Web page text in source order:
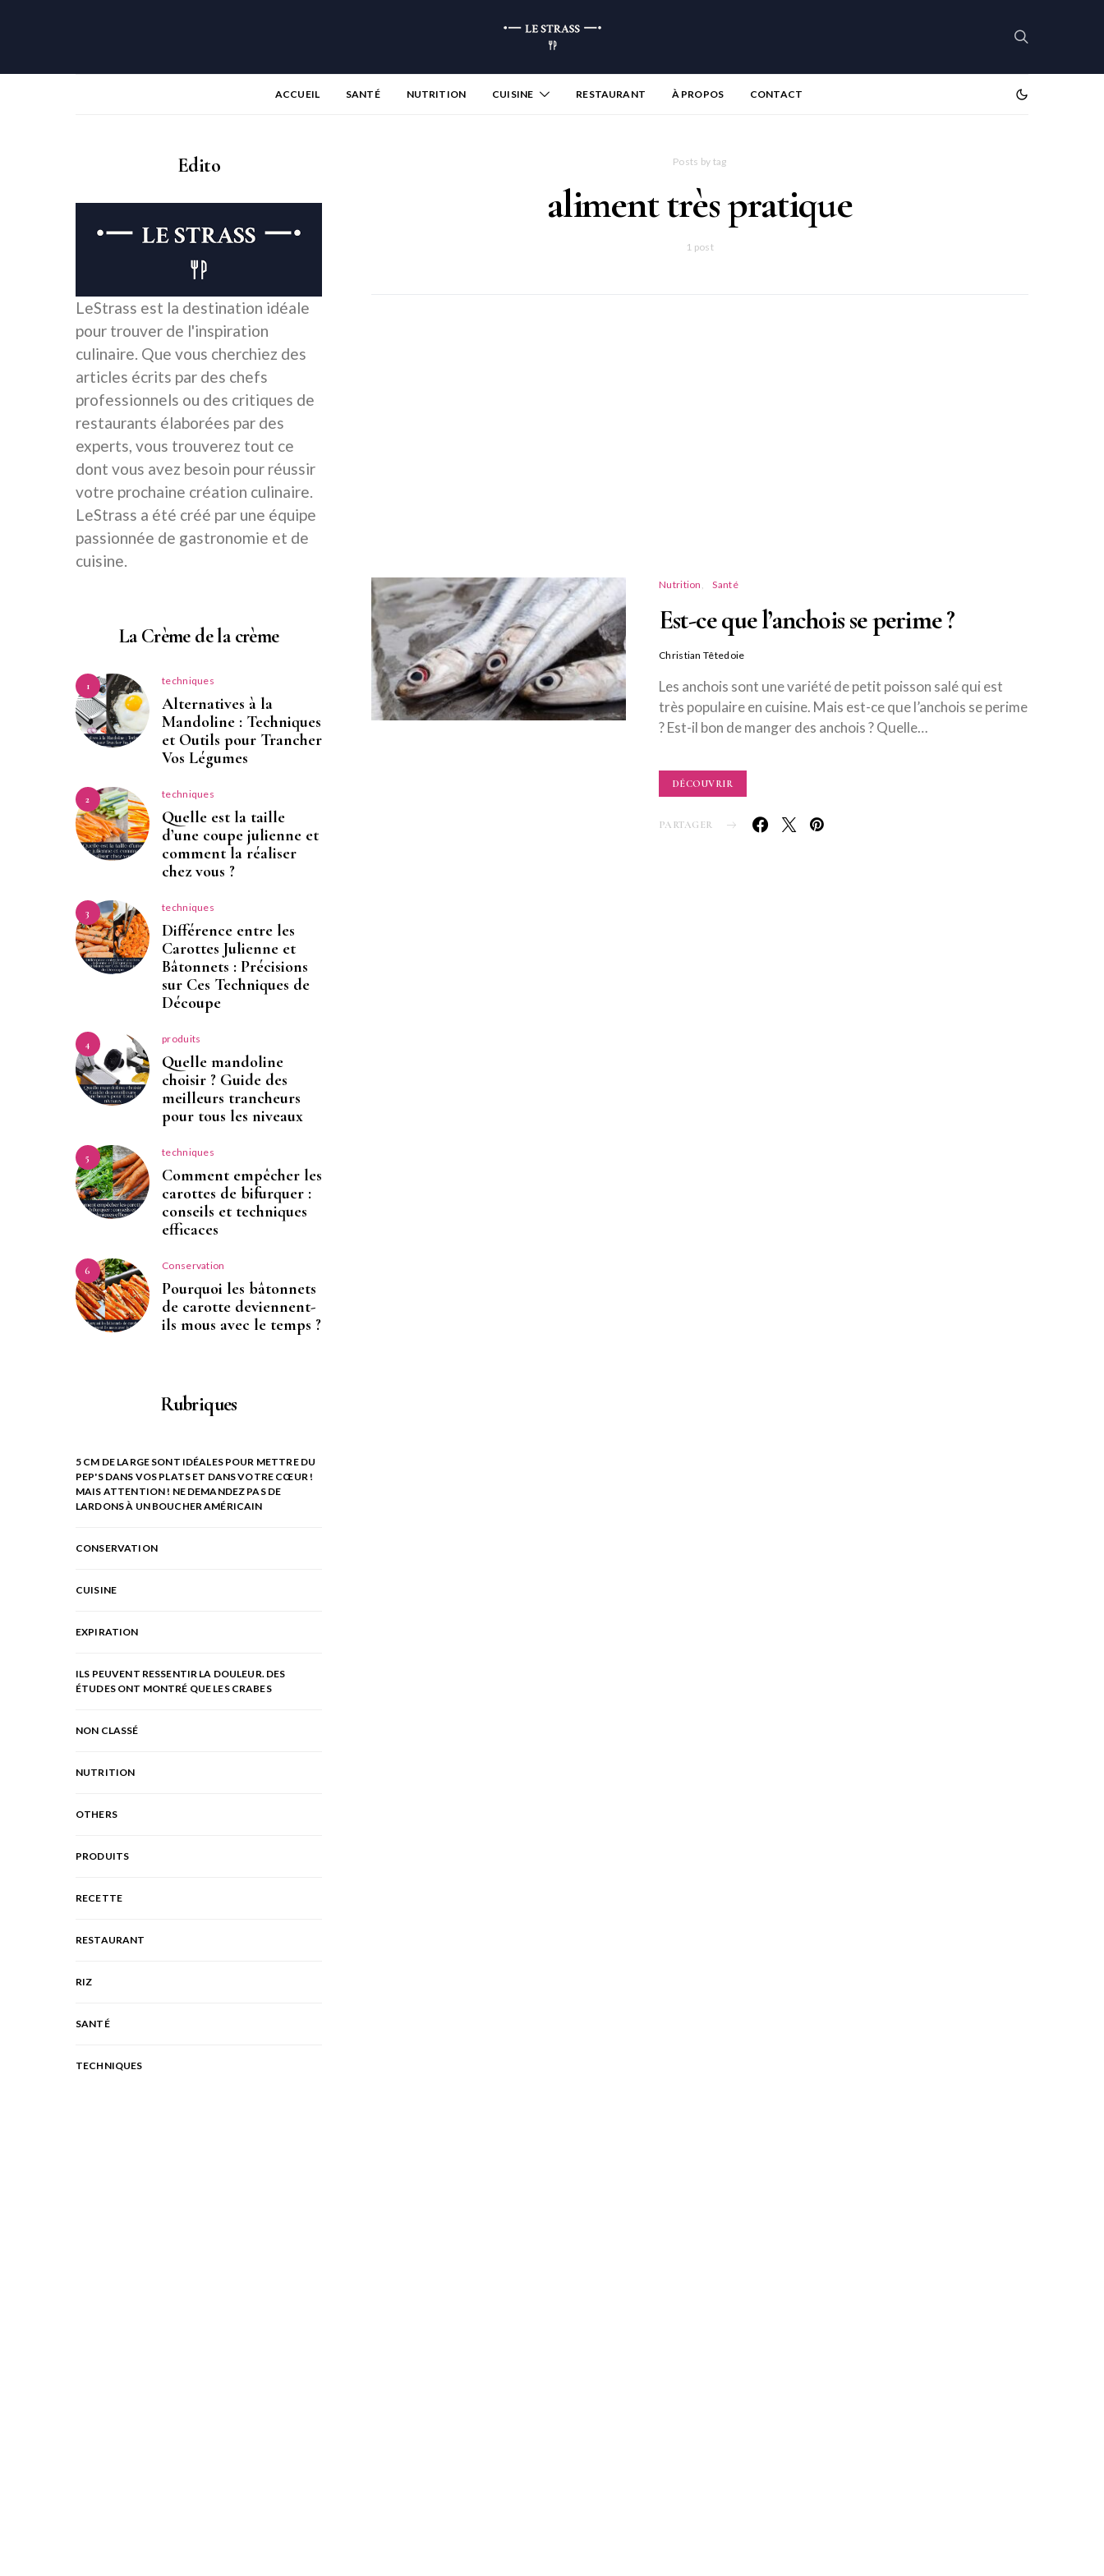
ACCUEIL SANTÉ NUTRITION CUISINE RESTAURANT À PROPOS CONTACT
Posts by tag
aliment très pratique
1 post
Nutrition Santé
Est-ce que l’anchois se perime ?
Christian Têtedoie
Les anchois sont une variété de petit poisson salé qui est
très populaire en cuisine. Mais est-ce que l’anchois se perime
? Est-il bon de manger des anchois ? Quelle…
DÉCOUVRIR
PARTAGER
Edito
LeStrass est la destination idéale
pour trouver de l'inspiration
culinaire. Que vous cherchiez des
articles écrits par des chefs
professionnels ou des critiques de
restaurants élaborées par des
experts, vous trouverez tout ce
dont vous avez besoin pour réussir
votre prochaine création culinaire.
LeStrass a été créé par une équipe
passionnée de gastronomie et de
cuisine.
La Crème de la crème
1 techniques
Alternatives à la
Mandoline : Techniques
et Outils pour Trancher
Vos Légumes
2 techniques
Quelle est la taille
d’une coupe julienne et
comment la réaliser
chez vous ?
3 techniques
Différence entre les
Carottes Julienne et
Bâtonnets : Précisions
sur Ces Techniques de
Découpe
4 produits
Quelle mandoline
choisir ? Guide des
meilleurs trancheurs
pour tous les niveaux
5 techniques
Comment empêcher les
carottes de bifurquer :
conseils et techniques
efficaces
6 Conservation
Pourquoi les bâtonnets
de carotte deviennent-
ils mous avec le temps ?
Rubriques
5 CM DE LARGE SONT IDÉALES POUR METTRE DU
PEP'S DANS VOS PLATS ET DANS VOTRE CŒUR !
MAIS ATTENTION ! NE DEMANDEZ PAS DE
LARDONS À UN BOUCHER AMÉRICAIN
CONSERVATION
CUISINE
EXPIRATION
ILS PEUVENT RESSENTIR LA DOULEUR. DES
ÉTUDES ONT MONTRÉ QUE LES CRABES
NON CLASSÉ
NUTRITION
OTHERS
PRODUITS
RECETTE
RESTAURANT
RIZ
SANTÉ
TECHNIQUES